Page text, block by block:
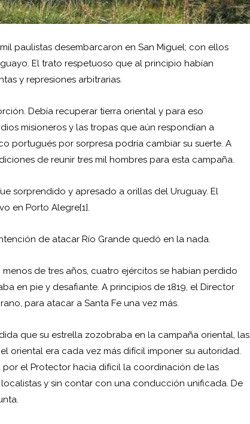
paulistas desembarcaron en San Miguel; con ellos
El trato respetuoso que al principio habían
y represiones arbitrarias.
Debía recuperar tierra oriental y para eso
misioneros y las tropas que aún respondían a
portugués por sorpresa podría cambiar su suerte. A
de reunir tres mil hombres para esta campaña.
sorprendido y apresado a orillas del Uruguay. El
en Porto Alegre[1].
de atacar Río Grande quedó en la nada.
de tres años, cuatro ejércitos se habían perdido
en pie y desafiante. A principios de 1819, el Director
para atacar a Santa Fe una vez más.
que su estrella zozobraba en la campaña oriental, las
oriental era cada vez más difícil imponer su autoridad.
el Protector hacia difícil la coordinación de las
y sin contar con una conducción unificada. De